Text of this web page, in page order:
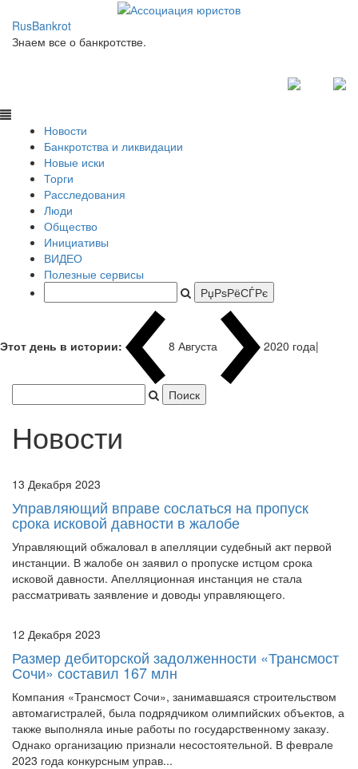
RusBankrot
Знаем все о банкротстве.
Новости
Банкротства и ликвидации
Новые иски
Торги
Расследования
Люди
Общество
Инициативы
ВИДЕО
Полезные сервисы
Этот день в истории: 8 Августа 1937 года
Новости
Управляющий вправе сослаться на пропуск
срока исковой давности в жалобе
Управляющий обжаловал в апелляции судебный акт первой
инстанции. В жалобе он заявил о пропуске истцом срока
исковой давности. Апелляционная инстанция не стала
12 Декабря 2023
Размер дебиторской задолженности «Трансмост
Сочи» составил 167 млн
Компания «Трансмост Сочи», занимавшаяся строительством
автомагистралей, была подрядчиком олимпийских объектов, а
также выполняла иные работы по государственному заказу.
Однако организацию признали несостоятельной. В феврале